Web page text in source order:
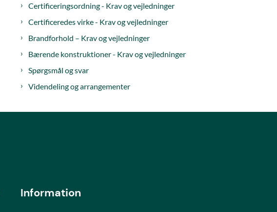
Certificeringsordning - Krav og vejledninger
Certificeredes virke - Krav og vejledninger
Brandforhold – Krav og vejledninger
Bærende konstruktioner - Krav og vejledninger
Spørgsmål og svar
Videndeling og arrangementer
Information